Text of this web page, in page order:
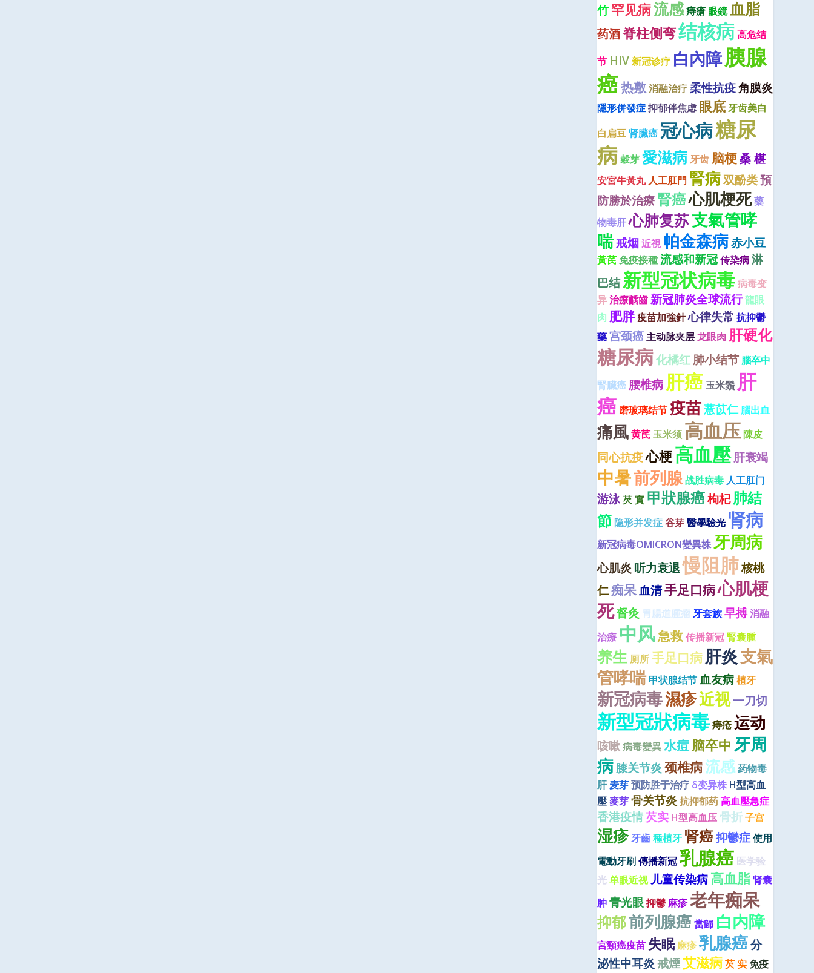
竹罕见病流感痔瘡 眼鏡血脂
药酒脊柱侧弯结核病高危结
节 HIV新冠诊疗 白內障胰腺
癌热敷消融治疗柔性抗疫角膜炎
隱形併發症抑郁伴焦虑 眼底牙齿美白
白扁豆肾臟癌 冠心病糖尿
病穀芽愛滋病牙齿 脑梗桑 椹
安宮牛黃丸 人工肛門 腎病双酚类預
防勝於治療腎癌心肌梗死藥
物毒肝心肺复苏支氣管哮
喘戒烟近視 帕金森病赤小豆
黃芪免疫接種流感和新冠传染病淋
巴结新型冠状病毒病毒变
异治療齲齒新冠肺炎全球流行龍眼
肉 肥胖疫苗加強針心律失常 抗抑鬱
藥宫颈癌主动脉夹层龙眼肉 肝硬化
糖尿病化橘红肺小结节 腦卒中
腎臟癌腰椎病 肝癌玉米鬚 肝
癌 磨玻璃结节疫苗薏苡仁 腦出血
痛風黄芪玉米须 高血压陳皮
同心抗疫心梗高血壓肝衰竭
中暑前列腺战胜病毒 人工肛门
游泳芡 實 甲狀腺癌枸杞肺結
節 隐形并发症谷芽醫學驗光 肾病
新冠病毒OMICRON變異株牙周病
心肌炎听力衰退慢阻肺核桃
仁痴呆血清手足口病心肌梗
死督灸 胃腸道腫瘤牙套族早搏消融
治療 中风急救传播新冠腎囊腫
养生 厕所手足口病肝炎支氣
管哮喘 甲状腺结节血友病植牙
新冠病毒濕疹近视一刀切
新型冠狀病毒痔疮运动
咳嗽病毒變異水痘脑卒中 牙周
病膝关节炎颈椎病流感药物毒
肝麦芽预防胜于治疗 δ变异株 H型高血
壓麥芽骨关节炎抗抑郁药高血壓急症
香港疫情芡实 H型高血压 骨折子宫
湿疹牙齒種植牙 肾癌抑鬱症使用
電動牙刷傳播新冠乳腺癌 医学验
光单眼近视儿童传染病高血脂肾囊
肿青光眼抑鬱 麻疹老年痴呆
抑郁前列腺癌當歸 白内障
宮頸癌疫苗失眠 麻疹乳腺癌分
泌性中耳炎戒煙艾滋病芡 实免疫